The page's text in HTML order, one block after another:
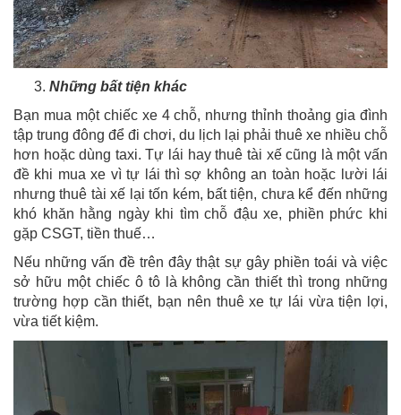
Những bất tiện khác
Bạn mua một chiếc xe 4 chỗ, nhưng thỉnh thoảng gia đình
tập trung đông để đi chơi, du lịch lại phải thuê xe nhiều chỗ
hơn hoặc dùng taxi. Tự lái hay thuê tài xế cũng là một vấn
đề khi mua xe vì tự lái thì sợ không an toàn hoặc lười lái
nhưng thuê tài xế lại tốn kém, bất tiện, chưa kể đến những
khó khăn hằng ngày khi tìm chỗ đậu xe, phiền phức khi
gặp CSGT, tiền thuế…
Nếu những vấn đề trên đây thật sự gây phiền toái và việc
sở hữu một chiếc ô tô là không cần thiết thì trong những
trường hợp cần thiết, bạn nên thuê xe tự lái vừa tiện lợi,
vừa tiết kiệm.